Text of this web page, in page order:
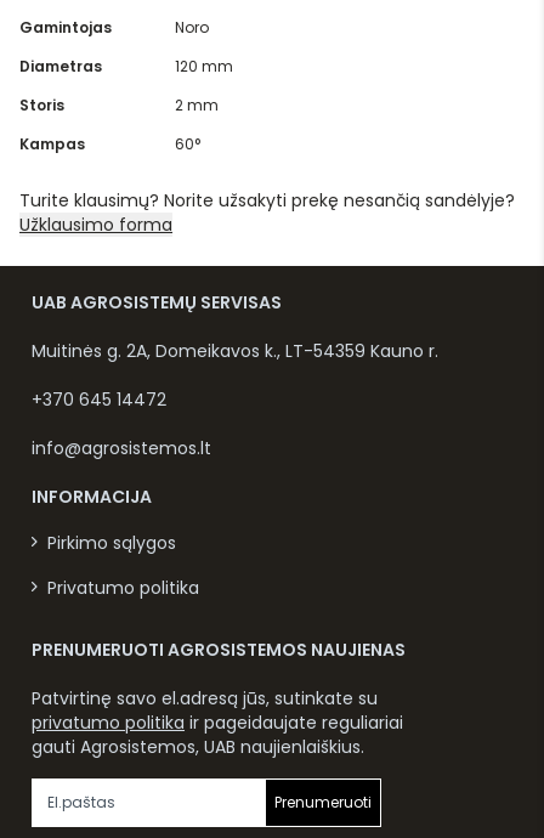
Gamintojas
Noro
Diametras
120 mm
Storis
2 mm
Kampas
60°
Turite klausimų? Norite užsakyti prekę nesančią sandėlyje?
Užklausimo forma
UAB AGROSISTEMŲ SERVISAS
Muitinės g. 2A, Domeikavos k., LT-54359 Kauno r.
+370 645 14472
info@agrosistemos.lt
INFORMACIJA
Pirkimo sąlygos
Privatumo politika
PRENUMERUOTI AGROSISTEMOS NAUJIENAS
Patvirtinę savo el.adresą jūs, sutinkate su
privatumo politika ir pageidaujate reguliariai
gauti Agrosistemos, UAB naujienlaiškius.
Prenumeruoti